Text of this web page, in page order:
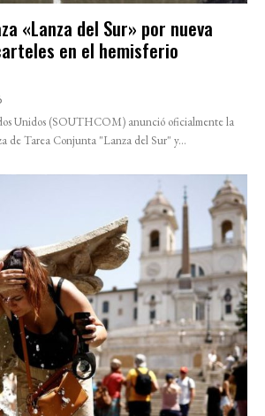
«Lanza del Sur» por nueva
en el hemisferio
Unidos (SOUTHCOM) anunció oficialmente la
de Tarea Conjunta "Lanza del Sur" y...